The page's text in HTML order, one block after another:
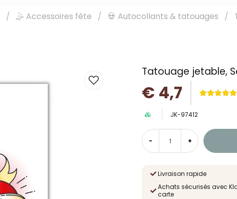
🤹 Accessoires fête 💀 Autocollants & tatouages
Tatouage jetable,
€ 4,7
JK-97412
- +
Livraison rapide
Achats sécurisés avec
carte